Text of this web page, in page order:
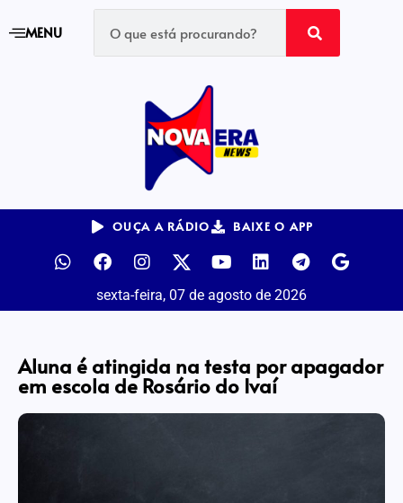
MENU
OUÇA A RÁDIO BAIXE O APP
sexta-feira, 07 de agosto de 2026
Aluna é atingida na testa por apagador
em escola de Rosário do Ivaí